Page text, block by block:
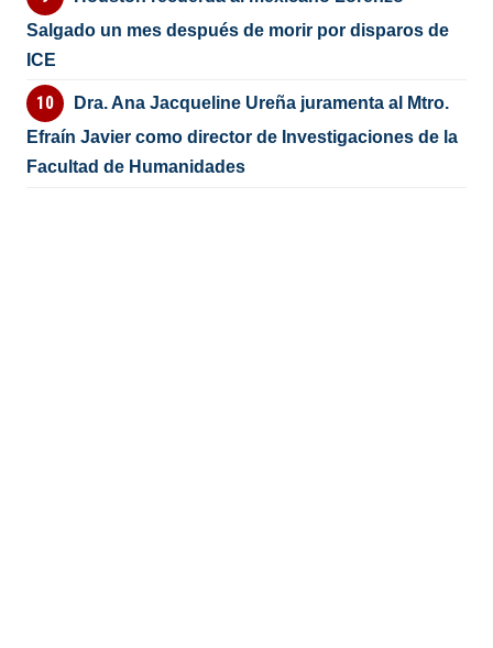
Salgado un mes después de morir por disparos de
ICE
Dra. Ana Jacqueline Ureña juramenta al Mtro.
Efraín Javier como director de Investigaciones de la
Facultad de Humanidades